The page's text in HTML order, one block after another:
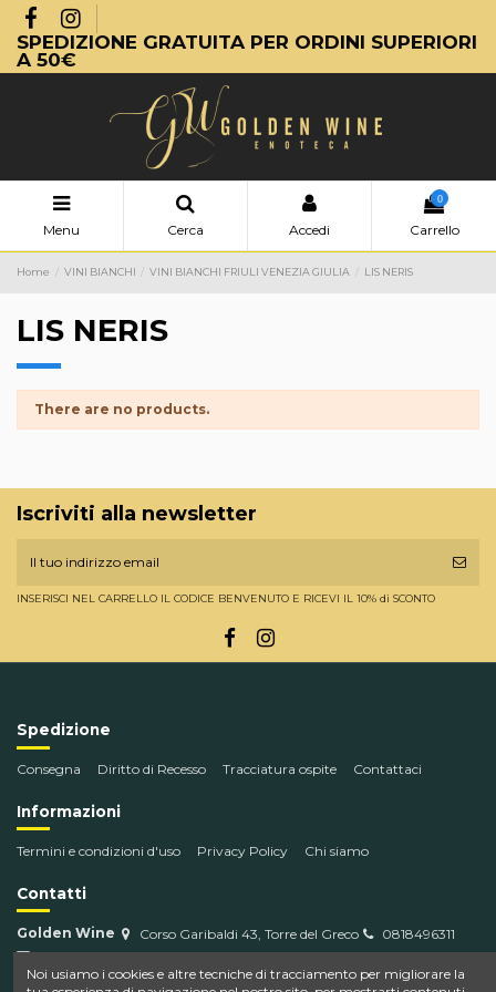
SPEDIZIONE GRATUITA PER ORDINI SUPERIORI
A 50€
Menu Cerca Accedi
0
Carrello
Home VINI BIANCHI VINI BIANCHI FRIULI VENEZIA GIULIA LIS NERIS
LIS NERIS
There are no products.
Iscriviti alla newsletter
INSERISCI NEL CARRELLO IL CODICE BENVENUTO E RICEVI IL 10% di SCONTO
Spedizione
Consegna Diritto di Recesso Tracciatura ospite Contattaci
Informazioni
Termini e condizioni d'uso Privacy Policy Chi siamo
Contatti
Golden Wine Corso Garibaldi 43, Torre del Greco
0818496311
info@goldenwine.com
Noi usiamo i cookies e altre tecniche di tracciamento per migliorare la